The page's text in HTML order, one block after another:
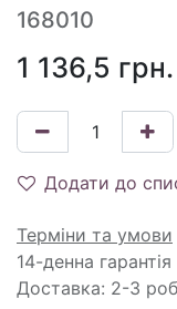
168010
1 136,5 грн.
Додати до
Терміни та умови
14-денна
Доставка: 2-3